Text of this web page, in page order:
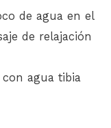
de agua en el
de relajación
agua tibia